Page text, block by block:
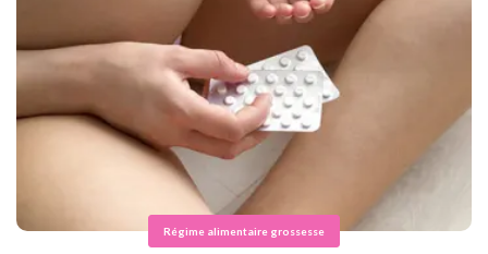
Régime alimentaire grossesse